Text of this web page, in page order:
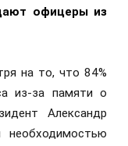
офицеры из
на то, что 84%
из-за памяти о
Александр
необходимостью